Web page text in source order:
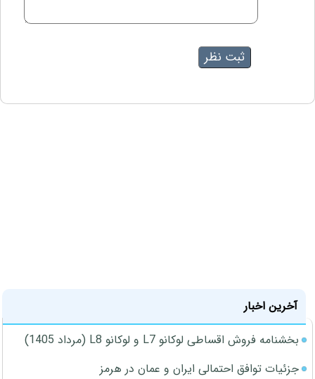
آخرین اخبار
بخشنامه فروش اقساطی لوکانو L7 و لوکانو L8 (مرداد 1405)
جزئیات توافق احتمالی ایران و عمان در هرمز